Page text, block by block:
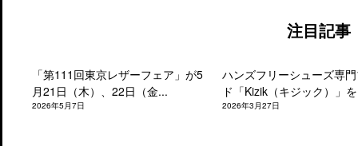
注目記事
「第111回東京レザーフェア」が5
月21日（木）、22日（金...
2026年5月7日
ハンズフリーシューズ専
ド「Kizik（キジック）」
2026年3月27日